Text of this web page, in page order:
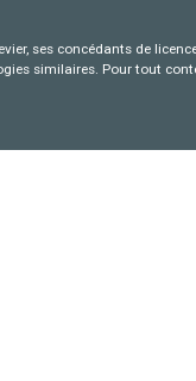
ses concédants de
similaires. Pour tout